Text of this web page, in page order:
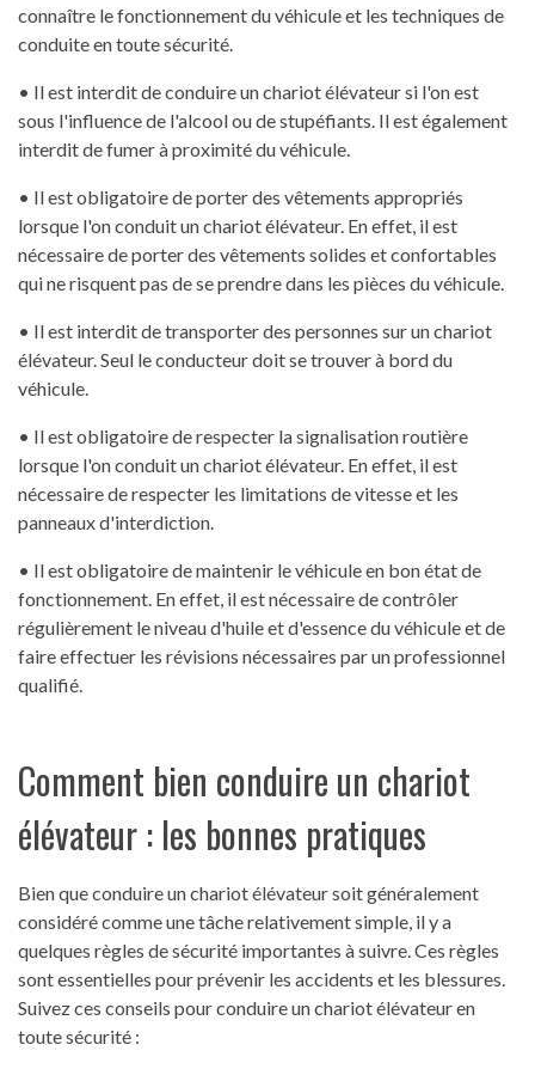
connaître le fonctionnement du véhicule et les techniques de
conduite en toute sécurité.
• Il est interdit de conduire un chariot élévateur si l'on est
sous l'influence de l'alcool ou de stupéfiants. Il est également
interdit de fumer à proximité du véhicule.
• Il est obligatoire de porter des vêtements appropriés
lorsque l'on conduit un chariot élévateur. En effet, il est
nécessaire de porter des vêtements solides et confortables
qui ne risquent pas de se prendre dans les pièces du véhicule.
• Il est interdit de transporter des personnes sur un chariot
élévateur. Seul le conducteur doit se trouver à bord du
véhicule.
• Il est obligatoire de respecter la signalisation routière
lorsque l'on conduit un chariot élévateur. En effet, il est
nécessaire de respecter les limitations de vitesse et les
panneaux d'interdiction.
• Il est obligatoire de maintenir le véhicule en bon état de
fonctionnement. En effet, il est nécessaire de contrôler
régulièrement le niveau d'huile et d'essence du véhicule et de
faire effectuer les révisions nécessaires par un professionnel
qualifié.
Comment bien conduire un chariot
élévateur : les bonnes pratiques
Bien que conduire un chariot élévateur soit généralement
considéré comme une tâche relativement simple, il y a
quelques règles de sécurité importantes à suivre. Ces règles
sont essentielles pour prévenir les accidents et les blessures.
Suivez ces conseils pour conduire un chariot élévateur en
toute sécurité :